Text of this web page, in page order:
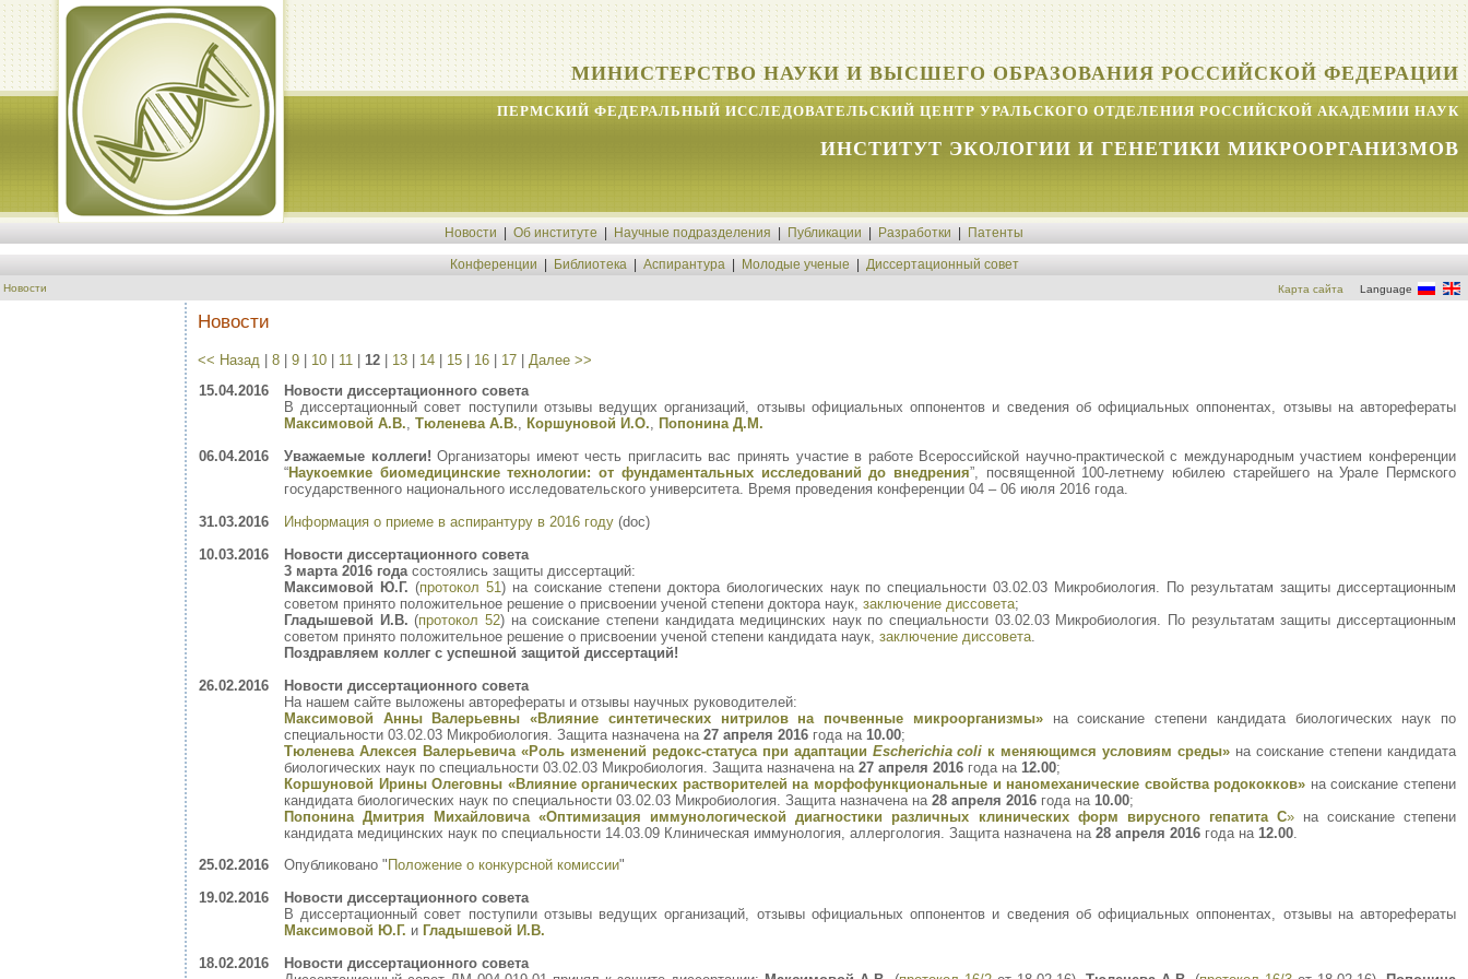
МИНИСТЕРСТВО НАУКИ И ВЫСШЕГО ОБРАЗОВАНИЯ РОССИЙСКОЙ ФЕДЕРАЦИИ
ПЕРМСКИЙ ФЕДЕРАЛЬНЫЙ ИССЛЕДОВАТЕЛЬСКИЙ ЦЕНТР УРАЛЬСКОГО ОТДЕЛЕНИЯ РОССИЙСКОЙ АКАДЕМИИ НАУК
ИНСТИТУТ ЭКОЛОГИИ И ГЕНЕТИКИ МИКРООРГАНИЗМОВ
Новости Об институте Научные подразделения Публикации Разработки Патенты
Конференции Библиотека Аспирантура Молодые ученые Диссертационный совет
Новости Карта сайта Language
Новости
<< Назад | 8 | 9 | 10 | 11 | 12 | 13 | 14 | 15 | 16 | 17 | Далее >>
15.04.2016
Новости диссертационного совета
В диссертационный совет поступили отзывы ведущих организаций, отзывы официальных оппонентов и сведения об официальных оппонентах, отзывы на авторефераты
Максимовой А.В., Тюленева А.В., Коршуновой И.О., Попонина Д.М.
06.04.2016
Уважаемые коллеги! Организаторы имеют честь пригласить вас принять участие в работе Всероссийской научно-практической с международным участием конференции
“Наукоемкие биомедицинские технологии: от фундаментальных исследований до внедрения”, посвященной 100-летнему юбилею старейшего на Урале Пермского
государственного национального исследовательского университета. Время проведения конференции 04 – 06 июля 2016 года.
31.03.2016
Информация о приеме в аспирантуру в 2016 году (doc)
10.03.2016
Новости диссертационного совета
3 марта 2016 года состоялись защиты диссертаций:
Максимовой Ю.Г. (протокол 51 ) на соискание степени доктора биологических наук по специальности 03.02.03 Микробиология. По результатам защиты диссертационным
советом принято положительное решение о присвоении ученой степени доктора наук, заключение диссовета;
Гладышевой И.В. (протокол 52) на соискание степени кандидата медицинских наук по специальности 03.02.03 Микробиология. По результатам защиты диссертационным
советом принято положительное решение о присвоении ученой степени кандидата наук, заключение диссовета
Поздравляем коллег с успешной защитой диссертаций!
26.02.2016
Новости диссертационного совета
На нашем сайте выложены авторефераты и отзывы научных руководителей:
Максимовой Анны Валерьевны «Влияние синтетических нитрилов на почвенные микроорганизмы»на соискание степени кандидата биологических наук по
специальности 03.02.03 Микробиология. Защита назначена на 27 апреля 2016 года на 10.00;
Тюленева Алексея Валерьевича «Роль изменений редокс-статуса при адаптации Escherichia coli к меняющимся условиям среды» на соискание степени кандидата
биологических наук по специальности 03.02.03 Микробиология. Защита назначена на 27 апреля 2016 года на 12.00;
Коршуновой Ирины Олеговны «Влияние органических растворителей на морфофункциональные и наномеханические свойства родококков» на соискание степени
кандидата биологических наук по специальности 03.02.03 Микробиология. Защита назначена на 28 апреля 2016 года на 10.00;
Попонина Дмитрия Михайловича «Оптимизация иммунологической диагностики различных клинических форм вирусного гепатита С»на соискание степени
кандидата медицинских наук по специальности 14.03.09 Клиническая иммунология, аллергология. Защита назначена на 28 апреля 2016 года на 12.00
25.02.2016
Опубликовано " Положение о конкурсной комиссии"
19.02.2016
Новости диссертационного совета
В диссертационный совет поступили отзывы ведущих организаций, отзывы официальных оппонентов и сведения об официальных оппонентах, отзывы на авторефераты
Максимовой Ю.Г. и Гладышевой И.В.
18.02.2016
Новости диссертационного совета